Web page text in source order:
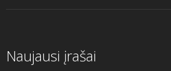
Naujausi įrašai